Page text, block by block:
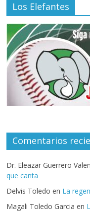
Los Elefantes
Comentarios
Dr. Eleazar Guerrero
que canta
Delvis Toledo en La
Magali Toledo Garcia en